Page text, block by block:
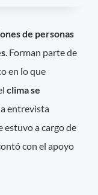
de personas
. Forman parte de
en lo que
clima se
entrevista
estuvo a cargo de
con el apoyo